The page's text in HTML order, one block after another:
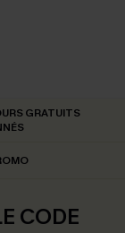
GRATUITS
CODE